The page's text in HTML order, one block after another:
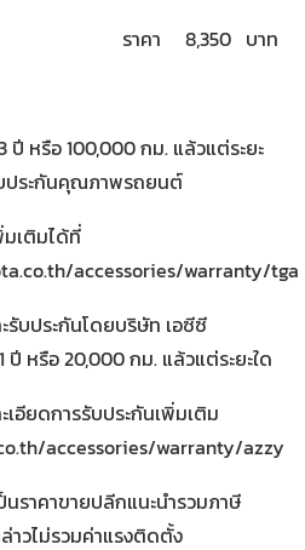
ราคา 8,350 บาท
ปี หรือ 100,000 กม. แล้วแต่ระยะ
ประกันคุณภาพรถยนต์
เติมได้ที่
accessories/warranty/tga
บประกันโดยบริษัท เอซีซี
ปี หรือ 20,000 กม. แล้วแต่ระยะใด
อียดการรับประกันเพิ่มเติม
accessories/warranty/azzy
นราคาขายปลีกแนะนำรวมภาษี
าวไม่รวมค่าแรงติดตั้ง